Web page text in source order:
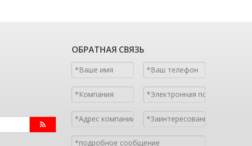
ОБРАТНАЯ СВЯЗЬ